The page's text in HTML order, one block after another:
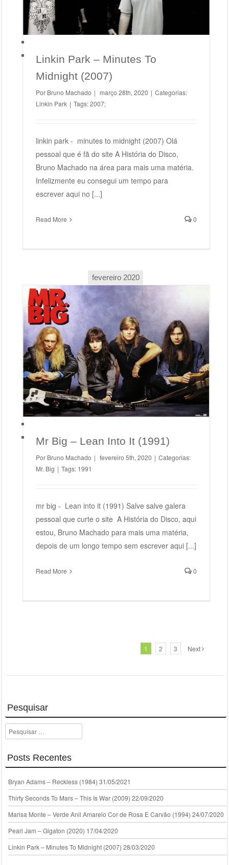
Linkin Park – Minutes To
Midnight (2007)
Por Bruno Machado | março 28th, 2020 | Categorias:
Linkin Park | Tags:2007;
linkin park - minutes to midnight (2007) Olá
pessoal que é fã do site A História do Disco,
Bruno Machado na área para mais uma matéria.
Infelizmente eu consegui um tempo para
escrever aqui no [...]
Read More 0
fevereiro 2020
Mr Big – Lean Into It (1991)
Mr. Big
Mr Big – Lean Into It (1991)
Por Bruno Machado | fevereiro 5th, 2020 | Categorias:
Mr. Big | Tags: 1991
mr big - Lean into it (1991) Salve salve galera
pessoal que curte o site A História do Disco, aqui
estou, Bruno Machado para mais uma matéria,
depois de um longo tempo sem escrever aqui [...]
Read More 0
1 2 3 Next
Pesquisar
Pesquisar
Posts Recentes
Bryan Adams – Reckless (1984) 31/05/2021
Thirty Seconds To Mars – This Is War (2009) 22/09/2020
Marisa Monte – Verde Anil Amarelo Cor de Rosa E Carvão (1994) 24/07/2020
Pearl Jam – Gigaton (2020) 17/04/2020
Linkin Park – Minutes To Midnight (2007) 28/03/2020